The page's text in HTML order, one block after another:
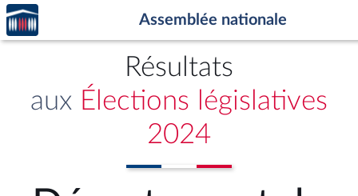
Aller au contenu
Aller en bas de la page
Accèder
à la
page
Assemblée nationale
Résultats
aux Élections législatives
2024